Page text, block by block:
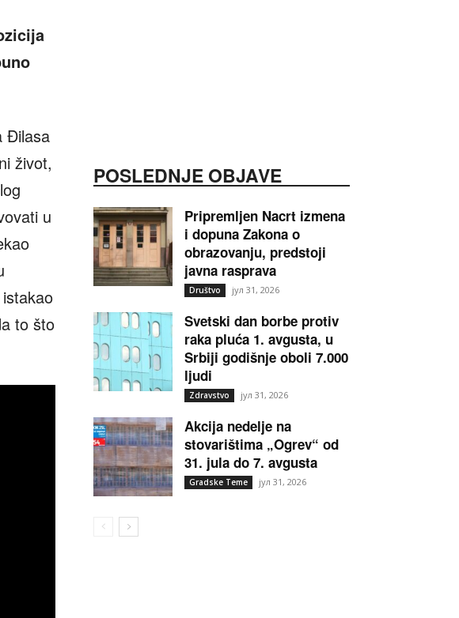
Đilasa
život,
u
to što
POSLEDNJE OBJAVE
Pripremljen Nacrt izmena
i dopuna Zakona o
obrazovanju, predstoji
javna rasprava
Društvo јул 31, 2026
Svetski dan borbe protiv
raka pluća 1. avgusta, u
Srbiji godišnje oboli 7.000
ljudi
Zdravstvo јул 31, 2026
Akcija nedelje na
stovarištima „Ogrev“ od
31. jula do 7. avgusta
Gradske Teme јул 31, 2026